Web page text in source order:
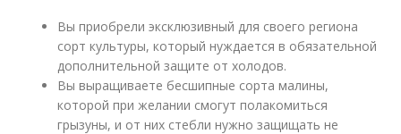
Вы приобрели эксклюзивный для своего региона
сорт культуры, который нуждается в обязательной
дополнительной защите от холодов.
Вы выращиваете бесшипные сорта малины,
которой при желании смогут полакомиться
грызуны, и от них стебли нужно защищать не